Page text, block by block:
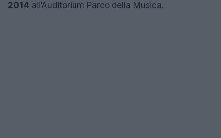
2014 all’Auditorium Parco della Musica.